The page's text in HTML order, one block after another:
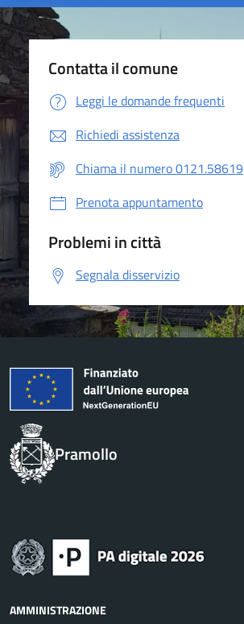
Contatta il comune
Leggi le domande frequenti
Richiedi assistenza
Chiama il numero 0121.58619
Prenota appuntamento
Problemi in città
Segnala disservizio
Pramollo
AMMINISTRAZIONE